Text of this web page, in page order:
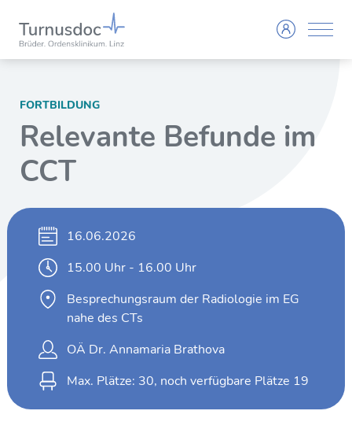
FORTBILDUNG
Relevante Befunde im
CCT
16.06.2026
15.00 Uhr - 16.00 Uhr
Besprechungsraum der Radiologie im EG
nahe des CTs
OÄ Dr. Annamaria Brathova
Max. Plätze: 30, noch verfügbare Plätze 19